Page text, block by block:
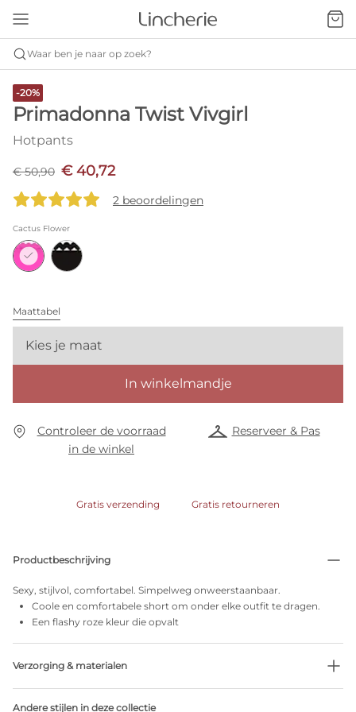
Waar ben je naar op zoek?
-20%
Primadonna Twist Vivgirl
Hotpants
€ 50,90 € 40,72
2 beoordelingen
Cactus Flower
Maattabel
Kies je maat
In winkelmandje
Controleer de voorraad
in de winkel
Reserveer & Pas
Gratis verzending Gratis retourneren
Productbeschrijving
Sexy, stijlvol, comfortabel. Simpelweg onweerstaanbaar.
Coole en comfortabele short om onder elke outfit te dragen.
Een flashy roze kleur die opvalt
Verzorging & materialen
Andere stijlen in deze collectie